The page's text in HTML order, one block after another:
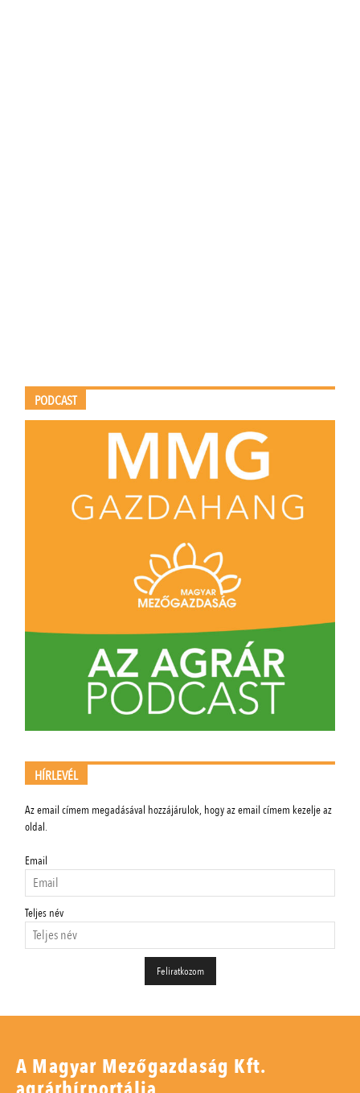
PODCAST
HÍRLEVÉL
Az email címem megadásával hozzájárulok, hogy az email címem kezelje az
oldal.
Email
Teljes név
A Magyar Mezőgazdaság Kft.